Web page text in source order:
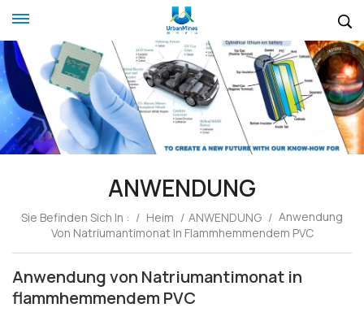
ANWENDUNG
Sie Befinden Sich In : / Heim / ANWENDUNG / Anwendung
Von Natriumantimonat In Flammhemmendem PVC
Anwendung von Natriumantimonat in
flammhemmendem PVC